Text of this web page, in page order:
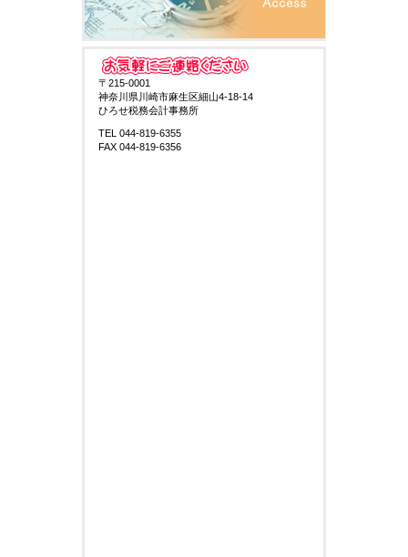
〒215-0001
神奈川県川崎市麻生区細山4-18-14
ひろせ税務会計事務所
TEL 044-819-6355
FAX 044-819-6356